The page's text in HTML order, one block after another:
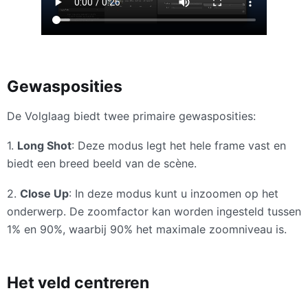
Gewasposities
De Volglaag biedt twee primaire gewasposities:
1. Long Shot: Deze modus legt het hele frame vast en
biedt een breed beeld van de scène.
2. Close Up: In deze modus kunt u inzoomen op het
onderwerp. De zoomfactor kan worden ingesteld tussen
1% en 90%, waarbij 90% het maximale zoomniveau is.
Het veld centreren